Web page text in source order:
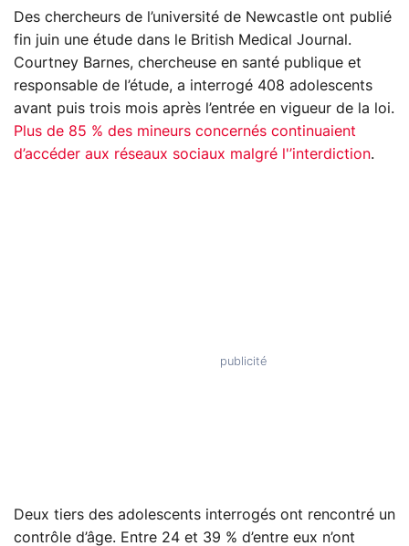
Des chercheurs de l’université de Newcastle ont publié
fin juin une étude dans le British Medical Journal.
Courtney Barnes, chercheuse en santé publique et
responsable de l’étude, a interrogé 408 adolescents
avant puis trois mois après l’entrée en vigueur de la loi.
Plus de 85 % des mineurs concernés continuaient
d’accéder aux réseaux sociaux malgré l'’interdiction.
Deux tiers des adolescents interrogés ont rencontré un
contrôle d’âge. Entre 24 et 39 % d’entre eux n’ont